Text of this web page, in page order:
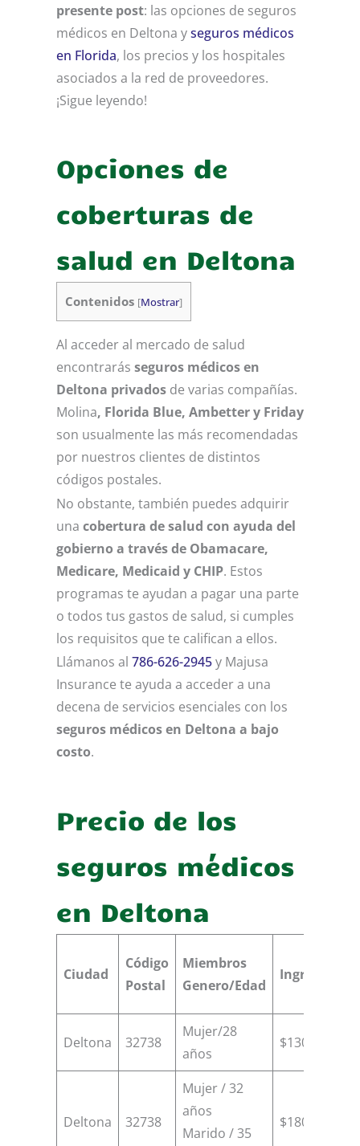
presente post: las opciones de seguros
médicos en Deltona yseguros médicos
en Florida, los precios y los hospitales
asociados a la red de proveedores.
¡Sigue leyendo!
Opciones de
coberturas de
salud en Deltona
Contenidos [Mostrar]
Al acceder al mercado de salud
encontrarás seguros médicos en
Deltona privados de varias compañías.
Molina, Florida Blue, Ambetter y Friday
son usualmente las más recomendadas
por nuestros clientes de distintos
códigos postales.
No obstante, también puedes adquirir
una cobertura de salud con ayuda del
gobierno a través de Obamacare,
Medicare, Medicaid y CHIP. Estos
programas te ayudan a pagar una parte
o todos tus gastos de salud, si cumples
los requisitos que te califican a ellos.
Llámanos al 786-626-2945y Majusa
Insurance te ayuda a acceder a una
decena de servicios esenciales con los
seguros médicos en Deltona a bajo
costo.
Precio de los
seguros médicos
en Deltona
Ciudad
Código
Postal
Miembros
Genero/Edad
Ingresos
Deltona 32738
Mujer/28
años
$13000
Deltona 32738
Mujer / 32
años
Marido / 35
$18000